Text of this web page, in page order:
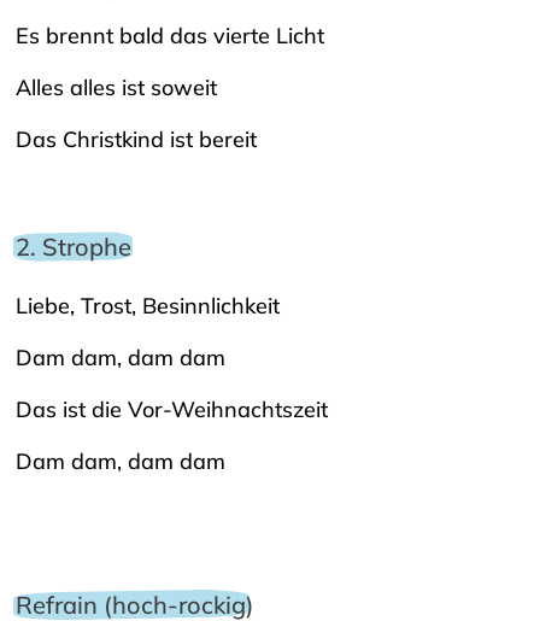
Es brennt bald das vierte Licht
Alles alles ist soweit
Das Christkind ist bereit
2. Strophe
Liebe, Trost, Besinnlichkeit
Dam dam, dam dam
Das ist die Vor-Weihnachtszeit
Dam dam, dam dam
Refrain (hoch-rockig)